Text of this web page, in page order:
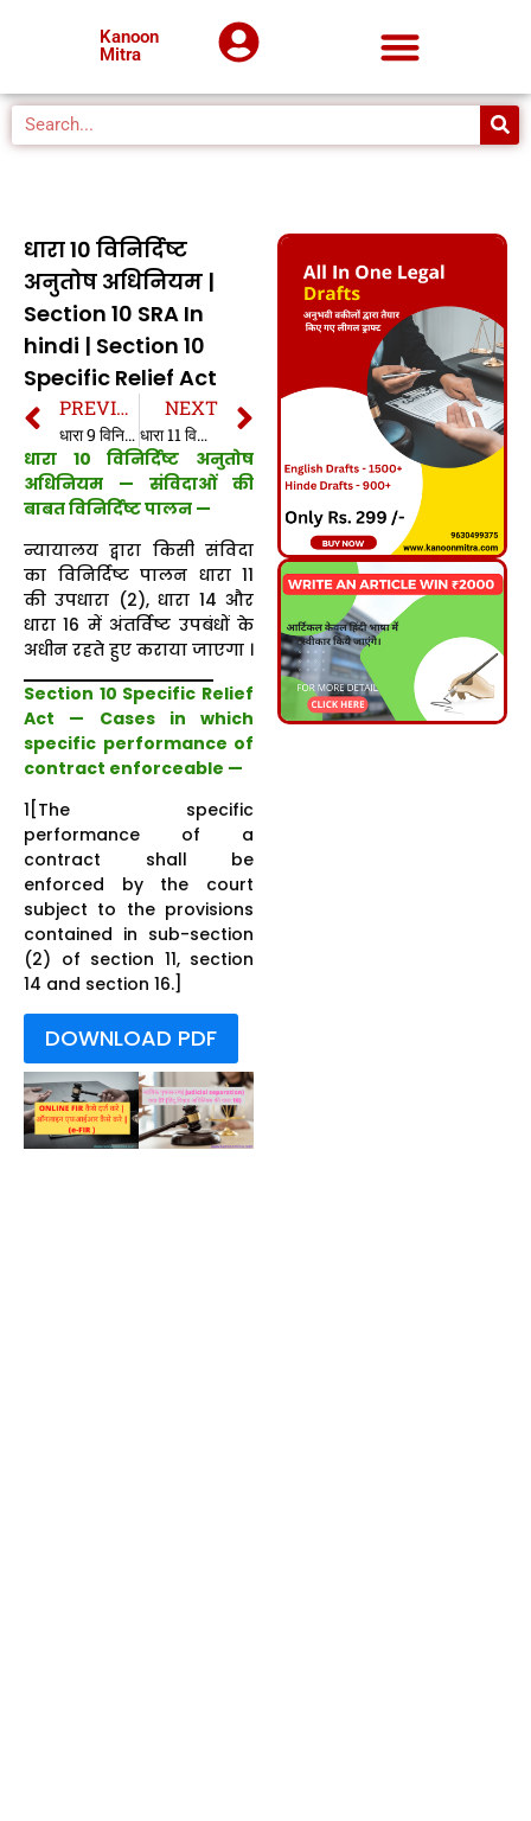
Kanoon
Mitra
धारा 10 विनिर्दिष्ट
अनुतोष अधिनियम |
Section 10 SRA In
hindi | Section 10
Specific Relief Act
PREVIOUS
धारा 9 विनिर्दिष्ट अनुतोष अधिनियम | Section 9 SRA In hindi | Section 9 Specific Relief Act
NEXT
धारा 11 विनिर्दिष्ट अनुतोष अधिनियम | Section 11 SRA In hindi | Section 11 Specific Relief Act
धारा 10 विनिर्दिष्ट अनुतोष
अधिनियम — संविदाओं की
बाबत विनिर्दिष्ट पालन —
न्यायालय द्वारा किसी संविदा
का विनिर्दिष्ट पालन धारा 11
की उपधारा (2), धारा 14 और
धारा 16 में अंतर्विष्ट उपबंधों के
अधीन रहते हुए कराया जाएगा ।
Section 10 Specific Relief
Act — Cases in which
specific performance of
contract enforceable —
1[The specific
performance of a
contract shall be
enforced by the court
subject to the provisions
contained in sub-section
(2) of section 11, section
14 and section 16.]
DOWNLOAD PDF